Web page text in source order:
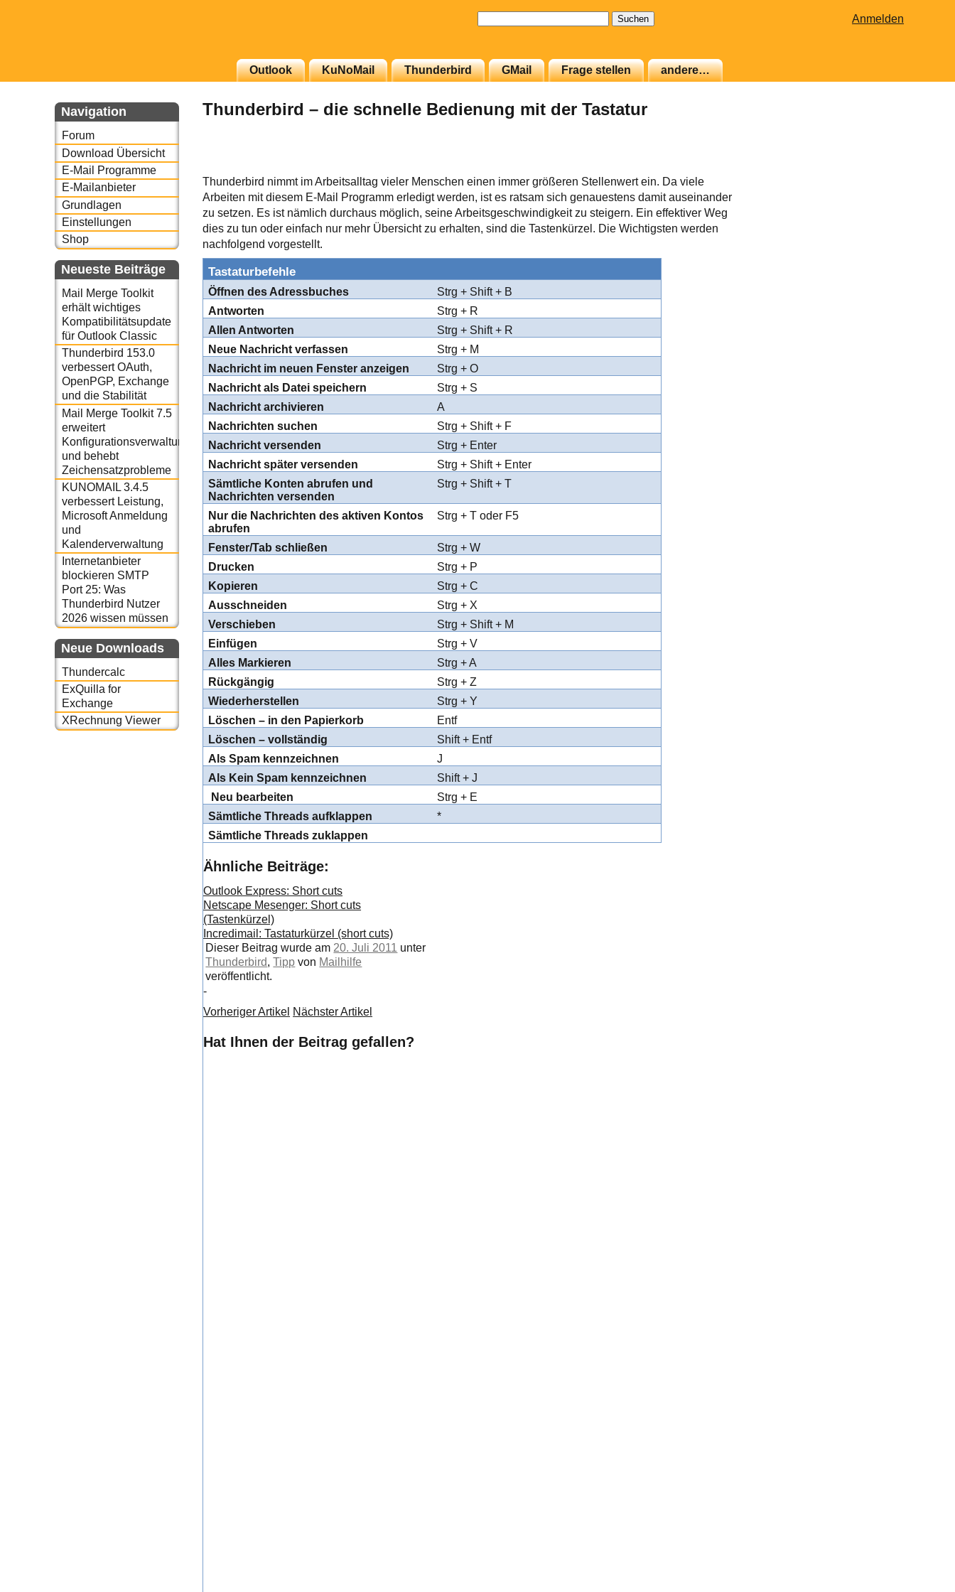
Anmelden
Outlook KuNoMail Thunderbird GMail Frage stellen andere…
Navigation
Forum
Download Übersicht
E-Mail Programme
E-Mailanbieter
Grundlagen
Einstellungen
Shop
Neueste Beiträge
Mail Merge Toolkit
erhält wichtiges
Kompatibilitätsupdate
für Outlook Classic
Thunderbird 153.0
verbessert OAuth,
OpenPGP, Exchange
und die Stabilität
Mail Merge Toolkit 7.5
erweitert
Konfigurationsverwaltung
und behebt
Zeichensatzprobleme
KUNOMAIL 3.4.5
verbessert Leistung,
Microsoft Anmeldung
und
Kalenderverwaltung
Internetanbieter
blockieren SMTP
Port 25: Was
Thunderbird Nutzer
2026 wissen müssen
Neue Downloads
Thundercalc
ExQuilla for
Exchange
XRechnung Viewer
Thunderbird – die schnelle Bedienung mit der Tastatur
Thunderbird nimmt im Arbeitsalltag vieler Menschen einen immer größeren Stellenwert ein. Da viele
Arbeiten mit diesem E-Mail Programm erledigt werden, ist es ratsam sich genauestens damit auseinander
zu setzen. Es ist nämlich durchaus möglich, seine Arbeitsgeschwindigkeit zu steigern. Ein effektiver Weg
dies zu tun oder einfach nur mehr Übersicht zu erhalten, sind die Tastenkürzel. Die Wichtigsten werden
nachfolgend vorgestellt.
Tastaturbefehle
Öffnen des Adressbuches
Strg + Shift + B
Antworten
Strg + R
Allen Antworten
Strg + Shift + R
Neue Nachricht verfassen
Strg + M
Nachricht im neuen Fenster anzeigen
Strg + O
Nachricht als Datei speichern
Strg + S
Nachricht archivieren
A
Nachrichten suchen
Strg + Shift + F
Nachricht versenden
Strg + Enter
Nachricht später versenden
Strg + Shift + Enter
Sämtliche Konten abrufen und
Nachrichten versenden
Strg + Shift + T
Nur die Nachrichten des aktiven Kontos
abrufen
Strg + T oder F5
Fenster/Tab schließen
Strg + W
Drucken
Strg + P
Kopieren
Strg + C
Ausschneiden
Strg + X
Verschieben
Strg + Shift + M
Einfügen
Strg + V
Alles Markieren
Strg + A
Rückgängig
Strg + Z
Wiederherstellen
Strg + Y
Löschen – in den Papierkorb
Entf
Löschen – vollständig
Shift + Entf
Als Spam kennzeichnen
J
Als Kein Spam kennzeichnen
Shift + J
Neu bearbeiten
Strg + E
Sämtliche Threads aufklappen
*
Sämtliche Threads zuklappen
Ähnliche Beiträge:
Outlook Express: Short cuts
Netscape Mesenger: Short cuts
(Tastenkürzel)
Incredimail: Tastaturkürzel (short cuts)
Dieser Beitrag wurde am 20. Juli 2011 unter
Thunderbird,Tipp von Mailhilfe
veröffentlicht.
-
Vorheriger Artikel Nächster Artikel
Hat Ihnen der Beitrag gefallen?
oder auch